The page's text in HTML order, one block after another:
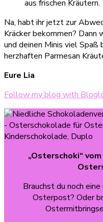
Na, habt ihr jetzt zur
Kräcker bekommen? Dann
und deinen Minis viel Spaß
herzhaften Parmesan
Eure Lia
Follow my blog with
„Osterschoki“
Brauchst du noch
Osterpost? Oder